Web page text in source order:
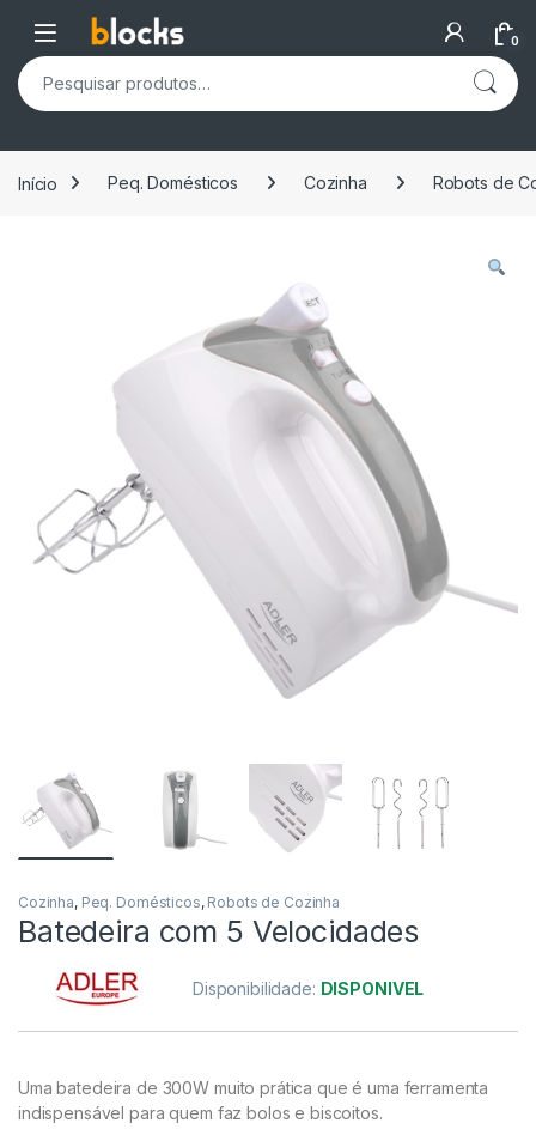
Skip to navigation
Skip to content
Open 0
Pesquisar por:
Início Peq. Domésticos Cozinha Robots de
Cozinha, Peq. Domésticos, Robots de Cozinha
Batedeira com 5 Velocidades
Disponibilidade: DISPONIVEL
Uma batedeira de 300W muito prática que é uma ferramenta
indispensável para quem faz bolos e biscoitos.